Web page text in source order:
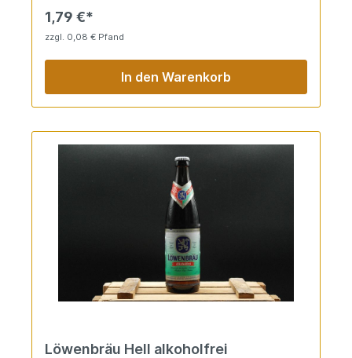
1,79 €*
zzgl. 0,08 € Pfand
In den Warenkorb
Löwenbräu Hell alkoholfrei